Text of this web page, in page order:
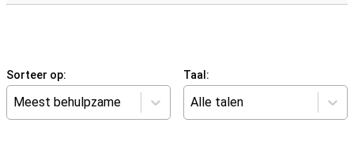
Sorteer op:
Meest behulpzame
Taal:
Alle talen